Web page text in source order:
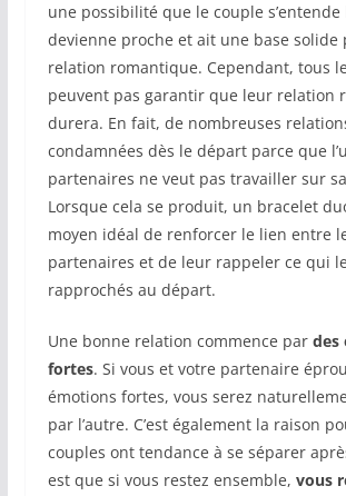
une possibilité que le couple s’entende
devienne proche et ait une base solide
relation romantique. Cependant, tous
peuvent pas garantir que leur relation
durera. En fait, de nombreuses
condamnées dès le départ parce que
partenaires ne veut pas travailler sur
Lorsque cela se produit, un bracelet
moyen idéal de renforcer le lien entre
partenaires et de leur rappeler ce qui
rapprochés au départ.
Une bonne relation commence par des
fortes. Si vous et votre partenaire
émotions fortes, vous serez
par l’autre. C’est également la raison
couples ont tendance à se séparer
est que si vous restez ensemble, vous